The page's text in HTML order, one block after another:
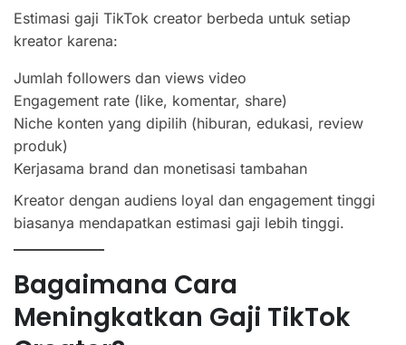
Estimasi gaji TikTok creator berbeda untuk setiap
kreator karena:
Jumlah followers dan views video
Engagement rate (like, komentar, share)
Niche konten yang dipilih (hiburan, edukasi, review
produk)
Kerjasama brand dan monetisasi tambahan
Kreator dengan audiens loyal dan engagement tinggi
biasanya mendapatkan estimasi gaji lebih tinggi.
Bagaimana Cara
Meningkatkan Gaji TikTok